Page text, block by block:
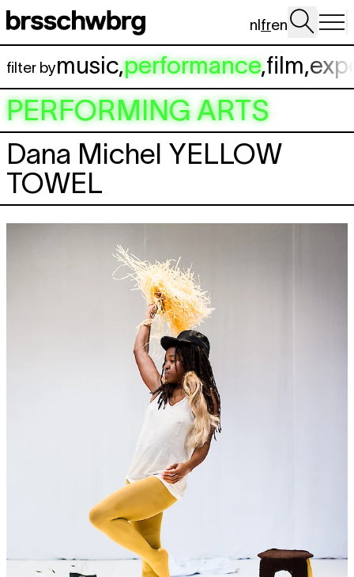
Aller au contenu principal
nlfren
filter bymusic,performance,film,
PERFORMING ARTS
Dana Michel YELLOW
TOWEL